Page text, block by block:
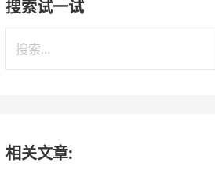
搜索试一试
索
相关文章: